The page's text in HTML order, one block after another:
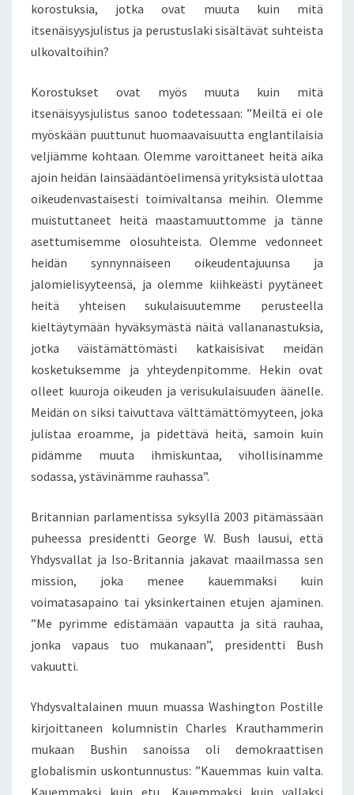
korostuksia, jotka ovat muuta kuin mitä
itsenäisyysjulistus ja perustuslaki sisältävät suhteista
ulkovaltoihin?
Korostukset ovat myös muuta kuin mitä
itsenäisyysjulistus sanoo todetessaan: ”Meiltä ei ole
myöskään puuttunut huomaavaisuutta englantilaisia
veljiämme kohtaan. Olemme varoittaneet heitä aika
ajoin heidän lainsäädäntöelimensä yrityksistä ulottaa
oikeudenvastaisesti toimivaltansa meihin. Olemme
muistuttaneet heitä maastamuuttomme ja tänne
asettumisemme olosuhteista. Olemme vedonneet
heidän synnynnäiseen oikeudentajuunsa ja
jalomielisyyteensä, ja olemme kiihkeästi pyytäneet
heitä yhteisen sukulaisuutemme perusteella
kieltäytymään hyväksymästä näitä vallananastuksia,
jotka väistämättömästi katkaisisivat meidän
kosketuksemme ja yhteydenpitomme. Hekin ovat
olleet kuuroja oikeuden ja verisukulaisuuden äänelle.
Meidän on siksi taivuttava välttämättömyyteen, joka
julistaa eroamme, ja pidettävä heitä, samoin kuin
pidämme muuta ihmiskuntaa, vihollisinamme
sodassa, ystävinämme rauhassa”.
Britannian parlamentissa syksyllä 2003 pitämässään
puheessa presidentti George W. Bush lausui, että
Yhdysvallat ja Iso-Britannia jakavat maailmassa sen
mission, joka menee kauemmaksi kuin
voimatasapaino tai yksinkertainen etujen ajaminen.
”Me pyrimme edistämään vapautta ja sitä rauhaa,
jonka vapaus tuo mukanaan”, presidentti Bush
vakuutti.
Yhdysvaltalainen muun muassa Washington Postille
kirjoittaneen kolumnistin Charles Krauthammerin
mukaan Bushin sanoissa oli demokraattisen
globalismin uskontunnustus: ”Kauemmas kuin valta.
Kauemmaksi kuin etu. Kauemmaksi kuin vallaksi